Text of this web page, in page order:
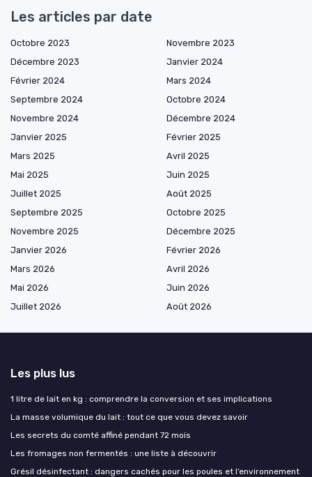
Les articles par date
Octobre 2023
Novembre 2023
Décembre 2023
Janvier 2024
Février 2024
Mars 2024
Septembre 2024
Octobre 2024
Novembre 2024
Décembre 2024
Janvier 2025
Février 2025
Mars 2025
Avril 2025
Mai 2025
Juin 2025
Juillet 2025
Août 2025
Septembre 2025
Octobre 2025
Novembre 2025
Décembre 2025
Janvier 2026
Février 2026
Mars 2026
Avril 2026
Mai 2026
Juin 2026
Juillet 2026
Août 2026
Les plus lus
1 litre de lait en kg : comprendre la conversion et ses implications
La masse volumique du lait : tout ce que vous devez savoir
Les secrets du comté affiné pendant 72 mois
Les fromages non fermentés : une liste à découvrir
Grésil désinfectant : dangers cachés pour les poules et l’environnement